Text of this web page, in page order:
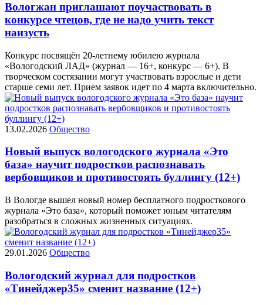
Вологжан приглашают поучаствовать в
конкурсе чтецов, где не надо учить текст
наизусть
Конкурс посвящён 20-летнему юбилею журнала
«Вологодский ЛАД» (журнал — 16+, конкурс — 6+). В
творческом состязании могут участвовать взрослые и дети
старше семи лет. Прием заявок идет по 4 марта включительно.
13.02.2026 Общество
Новый выпуск вологодского журнала «Это
база» научит подростков распознавать
вербовщиков и противостоять буллингу (12+)
В Вологде вышел новый номер бесплатного подросткового
журнала «Это база», который поможет юным читателям
разобраться в сложных жизненных ситуациях.
29.01.2026 Общество
Вологодский журнал для подростков
«Тинейджер35» сменит название (12+)